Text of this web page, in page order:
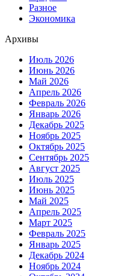
Разное
Экономика
Архивы
Июль 2026
Июнь 2026
Май 2026
Апрель 2026
Февраль 2026
Январь 2026
Декабрь 2025
Ноябрь 2025
Октябрь 2025
Сентябрь 2025
Август 2025
Июль 2025
Июнь 2025
Май 2025
Апрель 2025
Март 2025
Февраль 2025
Январь 2025
Декабрь 2024
Ноябрь 2024